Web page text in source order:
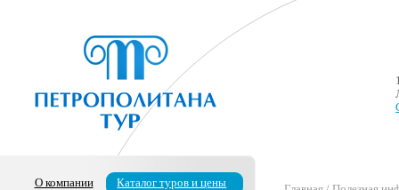
О компании
Каталог туров и цены